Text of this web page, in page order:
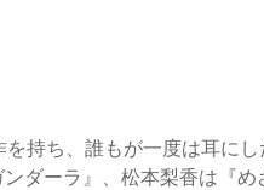
持ち、誰もが一度は耳にし
ダーラ』、松本梨香は『